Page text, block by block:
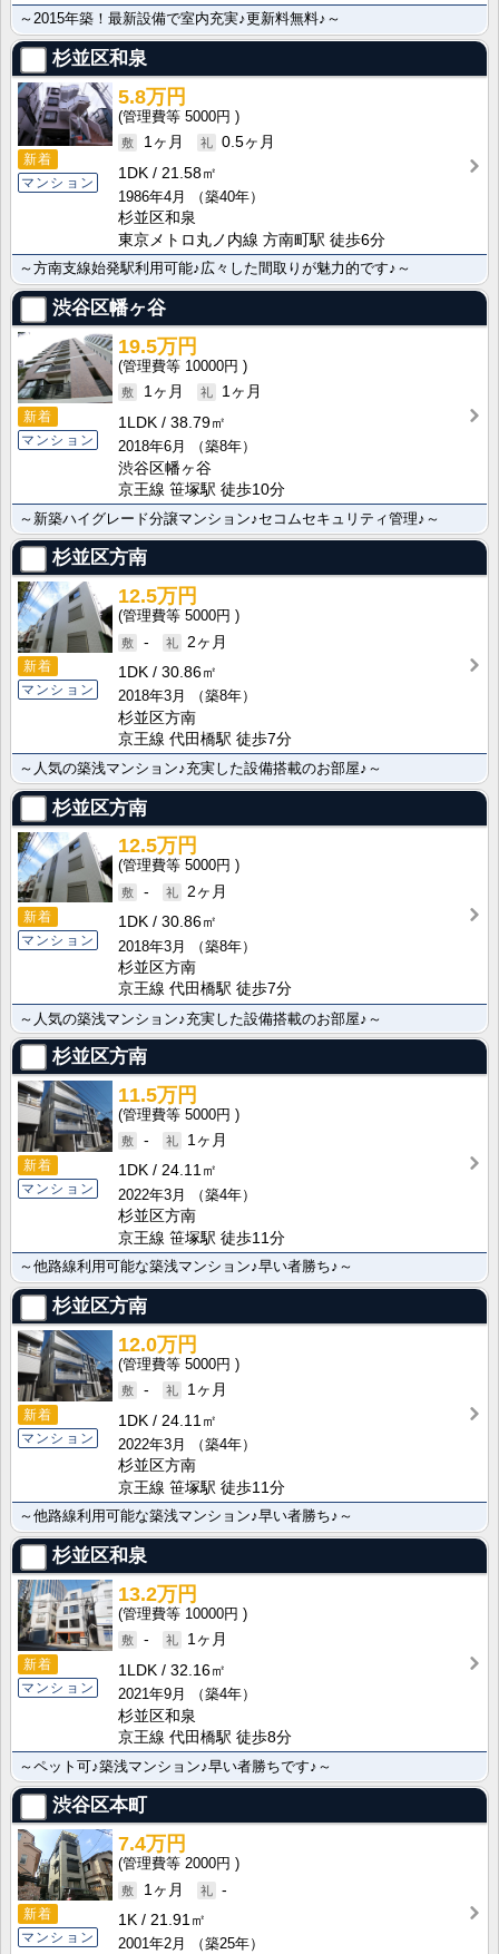
～2015年築！最新設備で室内充実♪更新料無料♪～
杉並区和泉
新着
マンション
5.8万円
5000円
1ヶ月
0.5ヶ月
1DK
21.58㎡
1986年4月
（築40年）
杉並区和泉
東京メトロ丸ノ内線 方南町駅 徒歩6分
～方南支線始発駅利用可能♪広々した間取りが魅力的です♪～
渋谷区幡ヶ谷
新着
マンション
19.5万円
10000円
1ヶ月
1ヶ月
1LDK
38.79㎡
2018年6月
（築8年）
渋谷区幡ヶ谷
京王線 笹塚駅 徒歩10分
～新築ハイグレード分譲マンション♪セコムセキュリティ管理♪～
杉並区方南
新着
マンション
12.5万円
5000円
-
2ヶ月
1DK
30.86㎡
2018年3月
（築8年）
杉並区方南
京王線 代田橋駅 徒歩7分
～人気の築浅マンション♪充実した設備搭載のお部屋♪～
杉並区方南
新着
マンション
12.5万円
5000円
-
2ヶ月
1DK
30.86㎡
2018年3月
（築8年）
杉並区方南
京王線 代田橋駅 徒歩7分
～人気の築浅マンション♪充実した設備搭載のお部屋♪～
杉並区方南
新着
マンション
11.5万円
5000円
-
1ヶ月
1DK
24.11㎡
2022年3月
（築4年）
杉並区方南
京王線 笹塚駅 徒歩11分
～他路線利用可能な築浅マンション♪早い者勝ち♪～
杉並区方南
新着
マンション
12.0万円
5000円
-
1ヶ月
1DK
24.11㎡
2022年3月
（築4年）
杉並区方南
京王線 笹塚駅 徒歩11分
～他路線利用可能な築浅マンション♪早い者勝ち♪～
杉並区和泉
新着
マンション
13.2万円
10000円
-
1ヶ月
1LDK
32.16㎡
2021年9月
（築4年）
杉並区和泉
京王線 代田橋駅 徒歩8分
～ペット可♪築浅マンション♪早い者勝ちです♪～
渋谷区本町
新着
マンション
7.4万円
2000円
1ヶ月
-
1K
21.91㎡
2001年2月
（築25年）